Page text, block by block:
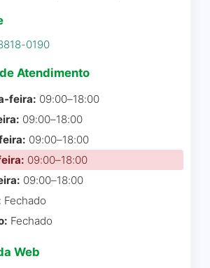
Thiago para a criação de
atendimento foi impecável,
desde o primeiro contato.
Ajustou tudo que
achávamos que ficaria bom,
nos deu ideias também
muito boas. Enfim, fica aqui
o meu super recomendo!
Obrigada Thiago!
0190
Atendimento
feira: 09:00–18:00
09:00–18:00
09:00–18:00
09:00–18:00
09:00–18:00
Fechado
Fechado
Web